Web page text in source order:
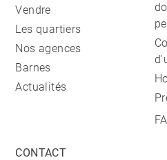
Vendre
Les quartiers
Nos agences
Barnes
Actualités
CONTACT